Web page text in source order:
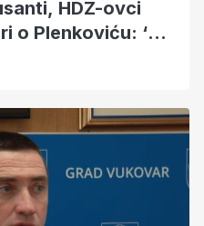
HDZ-ovci
o Plenkoviću: ‘Pa